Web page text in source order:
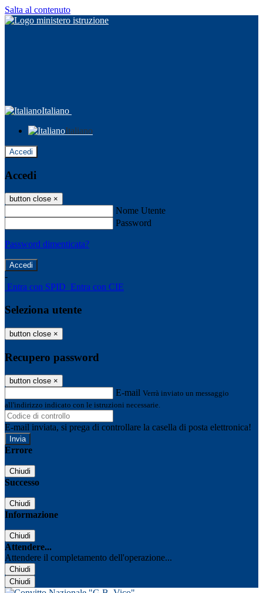
Salta al contenuto
Italiano
Italiano
Accedi
Accedi
button close ×
Nome Utente
Password
Password dimenticata?
-
Entra con SPID Entra con CIE
Seleziona utente
button close ×
Recupero password
button close ×
E-mail Verrà inviato un messaggio
all'indirizzo indicato con le istruzioni necessarie.
E-mail inviata, si prega di controllare la casella di posta elettronica!
Errore
Chiudi
Successo
Chiudi
Informazione
Chiudi
Attendere...
Attendere il completamento dell'operazione...
Chiudi
Chiudi